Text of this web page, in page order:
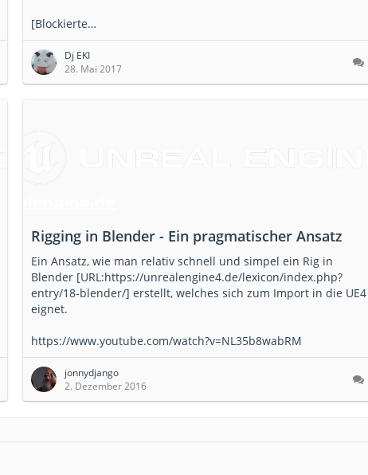
[Blockierte…
Dj EKI
28. Mai 2017
Rigging in Blender - Ein pragmatischer Ansatz
Ein Ansatz, wie man relativ schnell und simpel ein Rig in
Blender [URL:https://unrealengine4.de/lexicon/index.php?
entry/18-blender/] erstellt, welches sich zum Import in die UE4
eignet.
https://www.youtube.com/watch?v=NL35b8wabRM
jonnydjango
2. Dezember 2016